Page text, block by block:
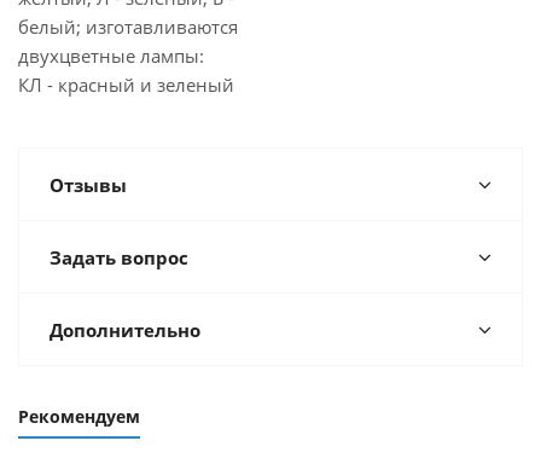
белый; изготавливаются
двухцветные лампы:
КЛ - красный и зеленый
Отзывы
Задать вопрос
Дополнительно
Рекомендуем